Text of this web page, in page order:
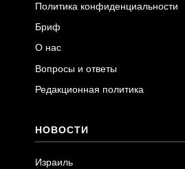
Политика конфиденциальности
Бриф
О нас
Вопросы и ответы
Редакционная политика
НОВОСТИ
Израиль